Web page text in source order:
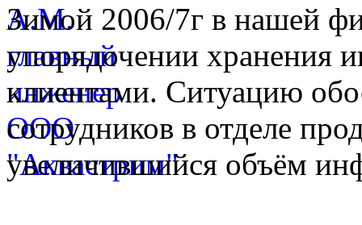
Зимой 2006/7г в нашей
упорядочении хранения
клиентами. Ситуацию
сотрудников в отделе
увеличившийся объём